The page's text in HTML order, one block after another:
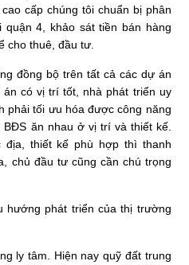
cấp chúng tôi chuẩn bị phân
quận 4, khảo sát tiền bán hàng
cho thuê, đầu tư.
đồng bộ trên tất cả các dự án
có vị trí tốt, nhà phát triển uy
phải tối ưu hóa được công năng
ăn nhau ở vị trí và thiết kế.
thiết kế phù hợp thì thanh
chủ đầu tư cũng cần chú trọng
phát triển của thị trường
ly tâm. Hiện nay quỹ đất trung